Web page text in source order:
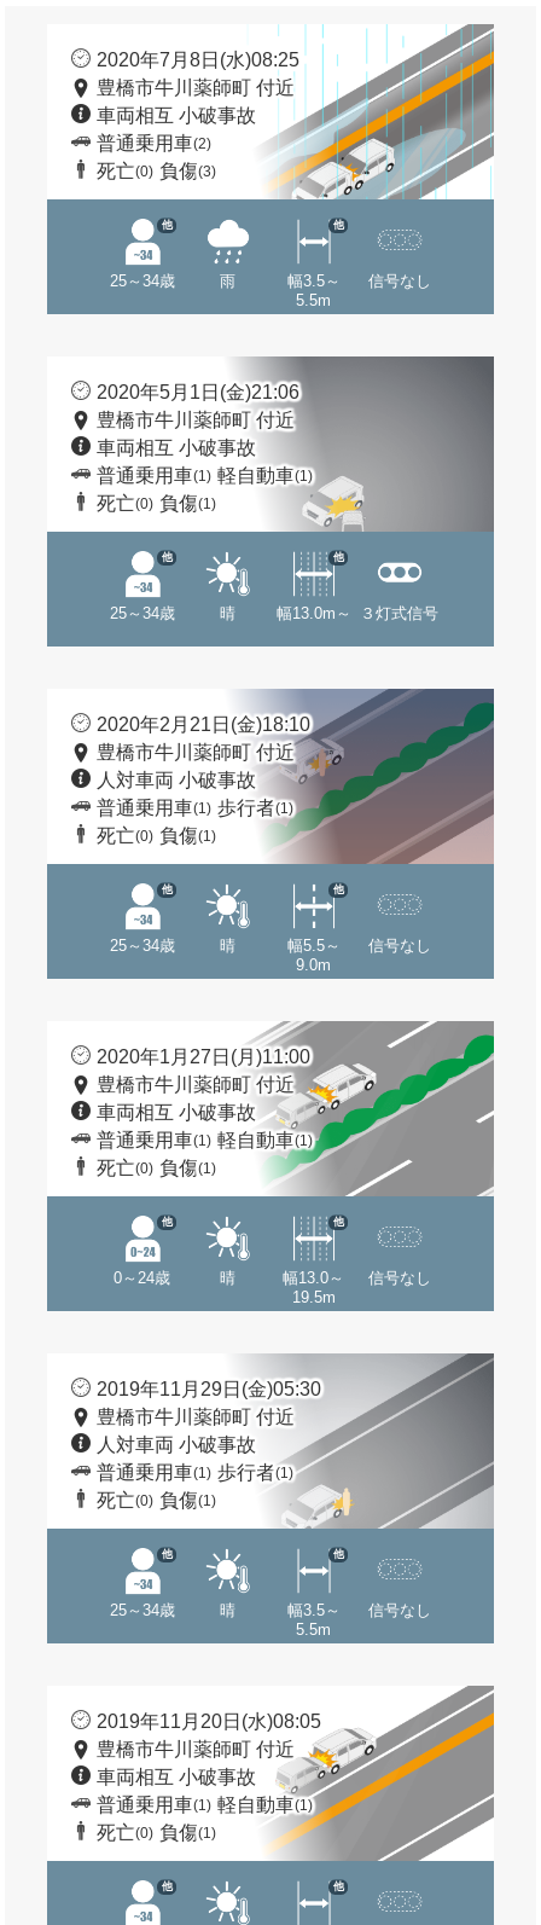
2020年7月8日(水)08:25
豊橋市牛川薬師町 付近
車両相互 小破事故
普通乗用車(2)
死亡(0) 負傷(3)
25～34歳
他
雨
幅3.5～
5.5m
他
信号なし
2020年5月1日(金)21:06
豊橋市牛川薬師町 付近
車両相互 小破事故
普通乗用車(1) 軽自動車(1)
死亡(0) 負傷(1)
25～34歳
他
晴 幅13.0m～
他
３灯式信号
2020年2月21日(金)18:10
豊橋市牛川薬師町 付近
人対車両 小破事故
普通乗用車(1) 歩行者(1)
死亡(0) 負傷(1)
25～34歳
他
晴
幅5.5～
9.0m
他
信号なし
2020年1月27日(月)11:00
豊橋市牛川薬師町 付近
車両相互 小破事故
普通乗用車(1) 軽自動車(1)
死亡(0) 負傷(1)
0～24歳
他
晴
幅13.0～
19.5m
他
信号なし
2019年11月29日(金)05:30
豊橋市牛川薬師町 付近
人対車両 小破事故
普通乗用車(1) 歩行者(1)
死亡(0) 負傷(1)
25～34歳
他
晴
幅3.5～
5.5m
他
信号なし
2019年11月20日(水)08:05
豊橋市牛川薬師町 付近
車両相互 小破事故
普通乗用車(1) 軽自動車(1)
死亡(0) 負傷(1)
他 他